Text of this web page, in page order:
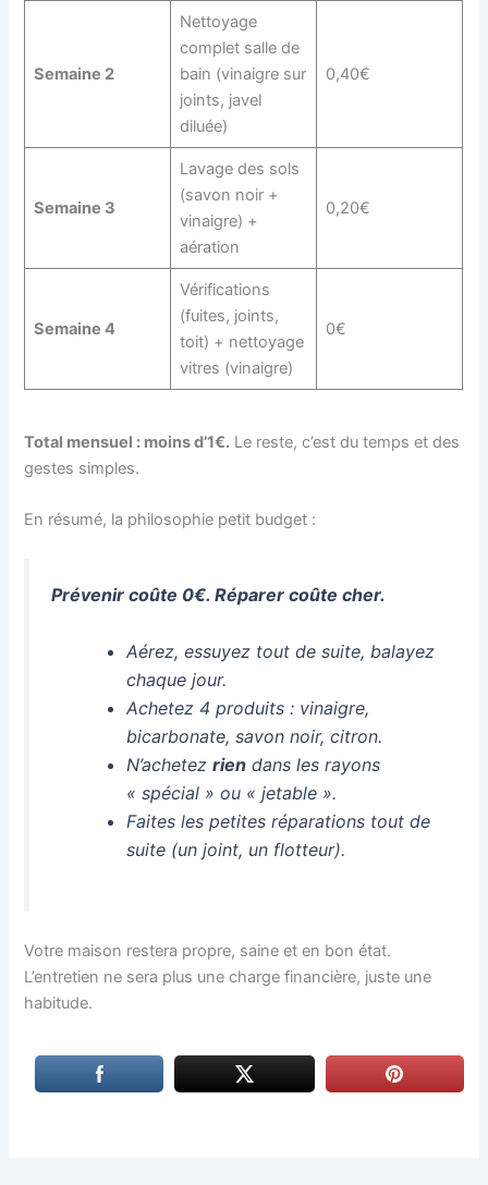
Semaine 2
Nettoyage
complet salle de
bain (vinaigre sur
joints, javel
diluée)
0,40€
Semaine 3
Lavage des sols
(savon noir +
vinaigre) +
aération
0,20€
Semaine 4
Vérifications
(fuites, joints,
toit) + nettoyage
vitres (vinaigre)
0€
Total mensuel : moins d’1€. Le reste, c’est du temps et des
gestes simples.
En résumé, la philosophie petit budget :
Prévenir coûte 0€. Réparer coûte cher.
Aérez, essuyez tout de suite, balayez
chaque jour.
Achetez 4 produits : vinaigre,
bicarbonate, savon noir, citron.
N’achetez riendans les rayons
« spécial » ou « jetable ».
Faites les petites réparations tout de
suite (un joint, un flotteur).
Votre maison restera propre, saine et en bon état.
L’entretien ne sera plus une charge financière, juste une
habitude.